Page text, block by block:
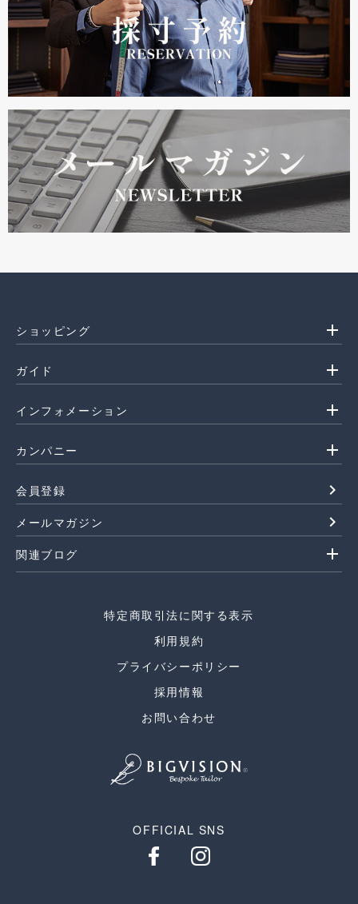
ショッピング add
ガイド add
インフォメーション add
カンパニー add
会員登録 navigate_next
メールマガジン navigate_next
関連ブログ add
特定商取引法に関する表示
利用規約
プライバシーポリシー
採用情報
お問い合わせ
OFFICIAL SNS